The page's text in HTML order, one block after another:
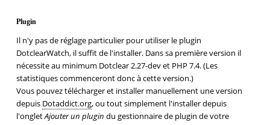
Plugin
Il n'y pas de réglage particulier pour utiliser le plugin
DotclearWatch, il suffit de l'installer. Dans sa première version il
nécessite au minimum Dotclear 2.27-dev et PHP 7.4. (Les
statistiques commenceront donc à cette version.)
Vous pouvez télécharger et installer manuellement une version
depuis Dotaddict.org, ou tout simplement l'installer depuis
l'ongletAjouter un plugin du gestionnaire de plugin de votre